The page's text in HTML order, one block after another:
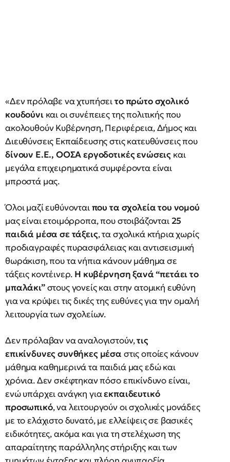
«Δεν πρόλαβε να χτυπήσειτο πρώτο σχολικό
κουδούνικαι οι συνέπειες της πολιτικής που
ακολουθούν Κυβέρνηση, Περιφέρεια, Δήμος και
Διευθύνσεις Εκπαίδευσης στις κατευθύνσεις που
δίνουν Ε.Ε., ΟΟΣΑ εργοδοτικές ενώσεις και
μεγάλα επιχειρηματικά συμφέροντα είναι
μπροστά μας.
Όλοι μαζί ευθύνονταιπου τα σχολεία του νομού
μας είναι ετοιμόρροπα, που στοιβάζονται 25
παιδιά μέσα σε τάξεις, τα σχολικά κτήρια χωρίς
προδιαγραφές πυρασφάλειας και αντισεισμική
θωράκιση, που τα νήπια κάνουν μάθημα σε
τάξεις κοντέινερ. Η κυβέρνηση ξανά “πετάει το
μπαλάκι”στους γονείς και στην ατομική ευθύνη
για να κρύψει τις δικές της ευθύνες για την ομαλή
λειτουργία των σχολείων.
Δεν πρόλαβαν να αναλογιστούν,τις
επικίνδυνες συνθήκες μέσα στις οποίες κάνουν
μάθημα καθημερινά τα παιδιά μας εδώ και
χρόνια. Δεν σκέφτηκαν πόσο επικίνδυνο είναι,
ενώ υπάρχει ανάγκη γιαεκπαιδευτικό
προσωπικό, να λειτουργούν οι σχολικές μονάδες
με το ελάχιστο δυνατό, με ελλείψεις σε βασικές
ειδικότητες, ακόμα και για τη στελέχωση της
απαραίτητης παράλληλης στήριξης και των